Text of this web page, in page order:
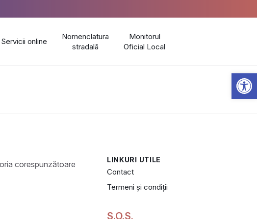
Servicii online
Nomenclatura
stradală
Monitorul
Oficial Local
LINKURI UTILE
Contact
Termeni și condiții
S.O.S.